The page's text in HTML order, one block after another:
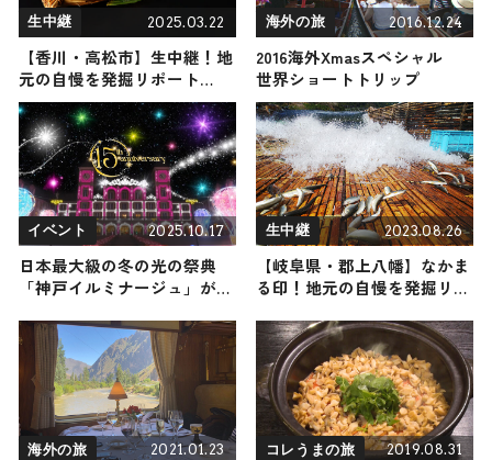
生中継 2025.03.22
【香川・高松市】生中継！地
元の自慢を発掘リポート
2025年3月22日放送
海外の旅 2016.12.24
2016海外Xmasスペシャル
世界ショートトリップ
イベント 2025.10.17
日本最大級の冬の光の祭典
「神戸イルミナージュ」が10
やハートのアーチが織りなす
世界に心奪われる
生中継 2023.08.26
【岐阜県・郡上八幡】なかま
る印！地元の自慢を発掘リポ
海外の旅 2021.01.23 コレうまの旅 2019.08.31